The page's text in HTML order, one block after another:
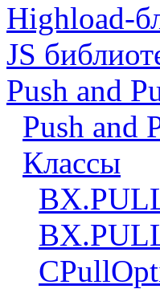
Highload-
JS
Push and
Push and
Классы